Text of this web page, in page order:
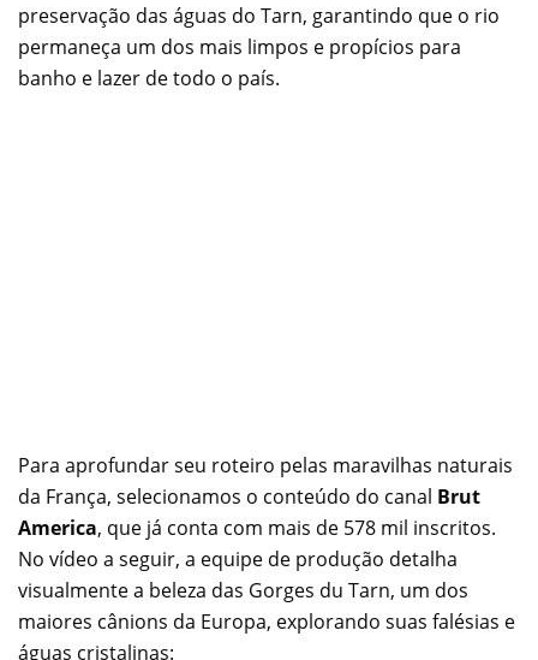
preservação das águas do Tarn, garantindo que o rio
permaneça um dos mais limpos e propícios para
banho e lazer de todo o país.
Para aprofundar seu roteiro pelas maravilhas naturais
da França, selecionamos o conteúdo do canal Brut
America, que já conta com mais de 578 mil inscritos.
No vídeo a seguir, a equipe de produção detalha
visualmente a beleza das Gorges du Tarn, um dos
maiores cânions da Europa, explorando suas falésias e
águas cristalinas: